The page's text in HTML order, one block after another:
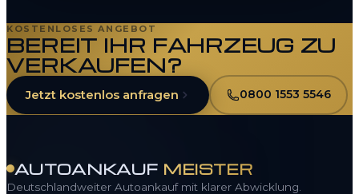
KOSTENLOSES ANGEBOT
BEREIT IHR FAHRZEUG ZU
VERKAUFEN?
Jetzt kostenlos anfragen 0800 1553 5546
AUTOANKAUF MEISTER
Deutschlandweiter Autoankauf mit klarer Abwicklung.